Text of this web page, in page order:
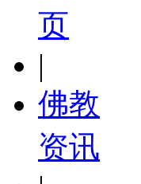
页
|
佛教
资讯